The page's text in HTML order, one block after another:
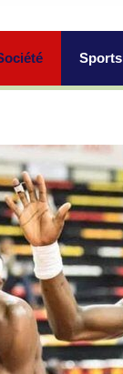
Sports